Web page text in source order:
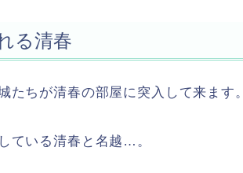
る清春
たちが清春の部屋に突入して来ます。
ている清春と名越…。